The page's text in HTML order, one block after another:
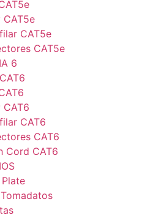
CAT5e
CAT5e
CAT5e
6
CAT6
CAT6
CAT6
Cord CAT6